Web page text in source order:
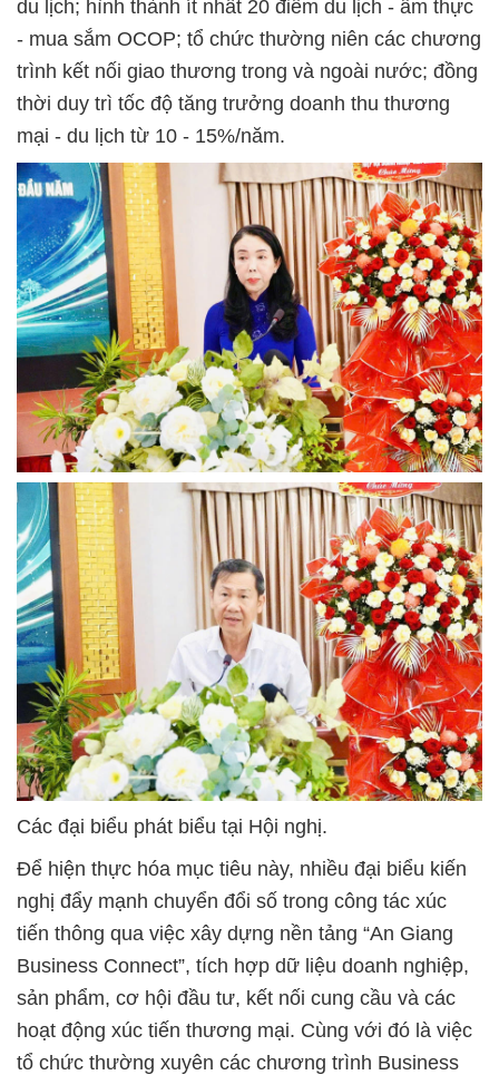
du lịch; hình thành ít nhất 20 điểm du lịch - ẩm thực
- mua sắm OCOP; tổ chức thường niên các chương
trình kết nối giao thương trong và ngoài nước; đồng
thời duy trì tốc độ tăng trưởng doanh thu thương
mại - du lịch từ 10 - 15%/năm.
Các đại biểu phát biểu tại Hội nghị.
Để hiện thực hóa mục tiêu này, nhiều đại biểu kiến
nghị đẩy mạnh chuyển đổi số trong công tác xúc
tiến thông qua việc xây dựng nền tảng “An Giang
Business Connect”, tích hợp dữ liệu doanh nghiệp,
sản phẩm, cơ hội đầu tư, kết nối cung cầu và các
hoạt động xúc tiến thương mại. Cùng với đó là việc
tổ chức thường xuyên các chương trình Business